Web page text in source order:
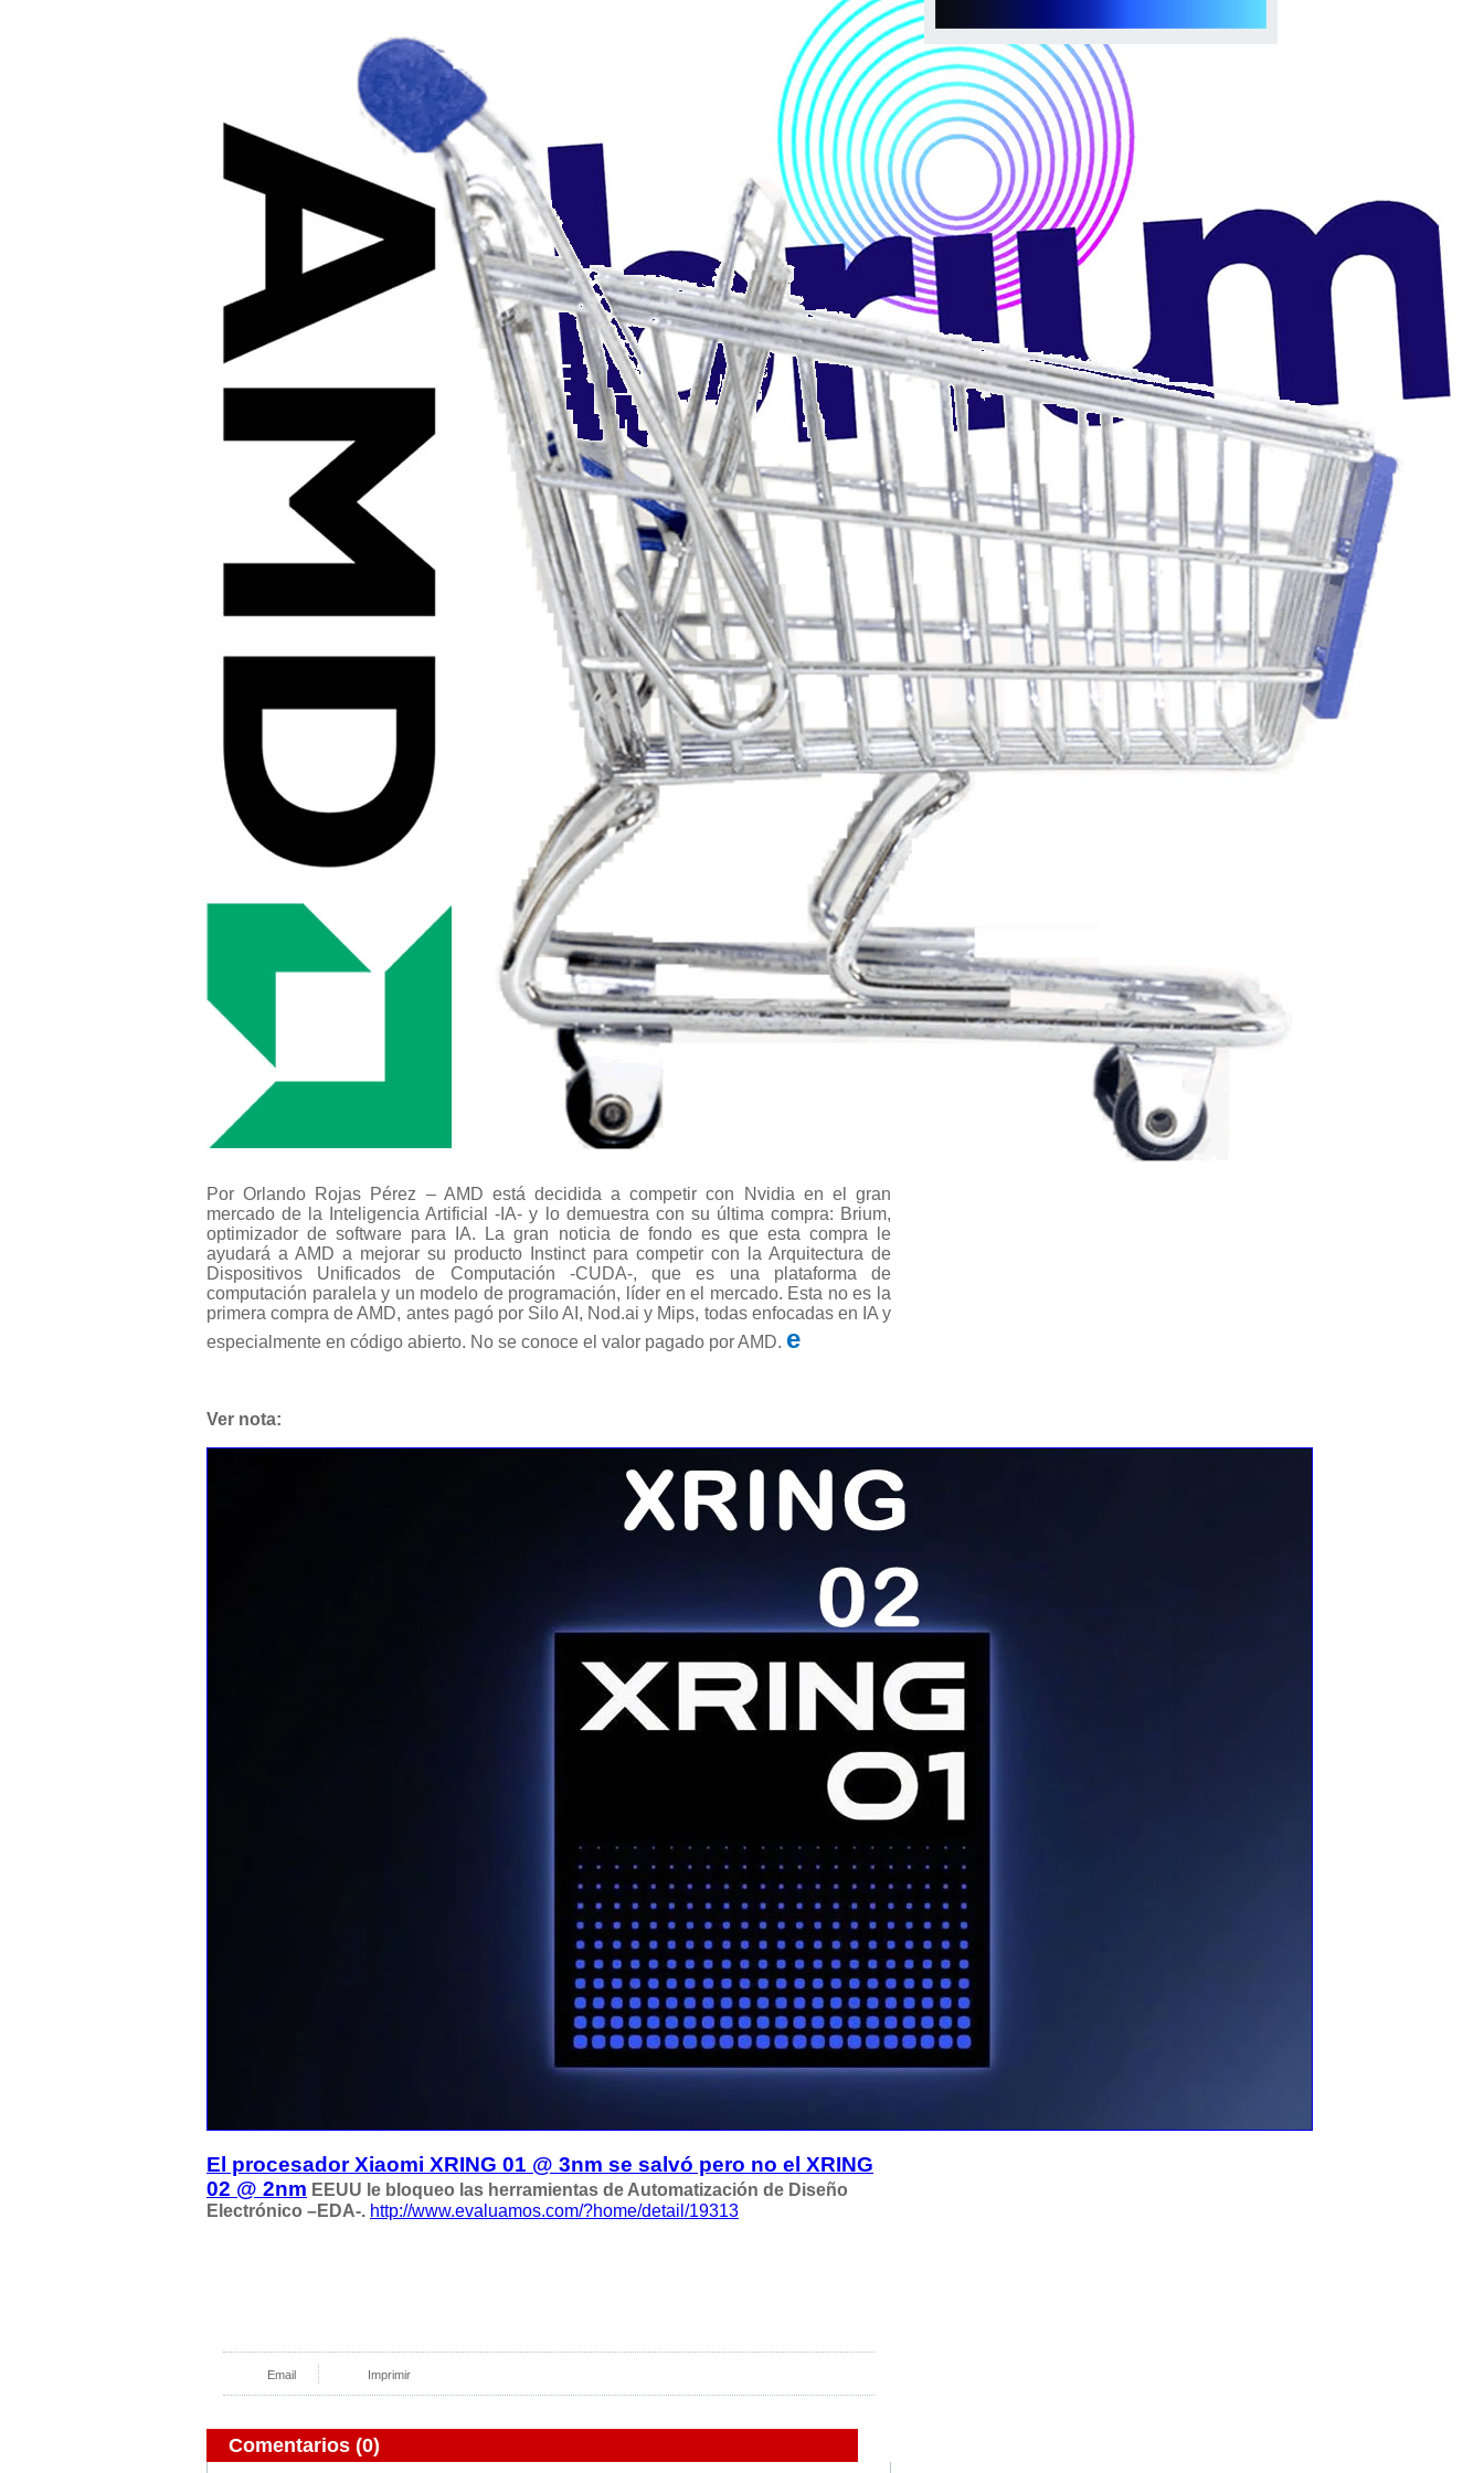
Por Orlando Rojas Pérez – AMD está decidida a competir con Nvidia en el gran
mercado de la Inteligencia Artificial -IA- y lo demuestra con su última compra: Brium,
optimizador de software para IA. La gran noticia de fondo es que esta compra le
ayudará a AMD a mejorar su producto Instinct para competir con la Arquitectura de
Dispositivos Unificados de Computación -CUDA-, que es una plataforma de
computación paralela y un modelo de programación, líder en el mercado. Esta no es la
primera compra de AMD, antes pagó por Silo AI, Nod.ai y Mips, todas enfocadas en IA y
especialmente en código abierto. No se conoce el valor pagado por AMD. e
Ver nota:
El procesador Xiaomi XRING 01 @ 3nm se salvó pero no el XRING
02 @ 2nm EEUU le bloqueo las herramientas de Automatización de Diseño
Electrónico –EDA-. http://www.evaluamos.com/?home/detail/19313
Email Imprimir
Comentarios (0)